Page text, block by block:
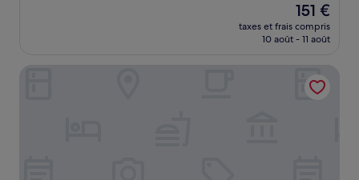
Le
nouveau
prix
de
151 €
151 €
taxes et frais compris
10 août - 11 août